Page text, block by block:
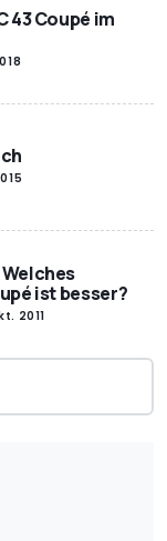
43 Coupé im
ist besser?
2011